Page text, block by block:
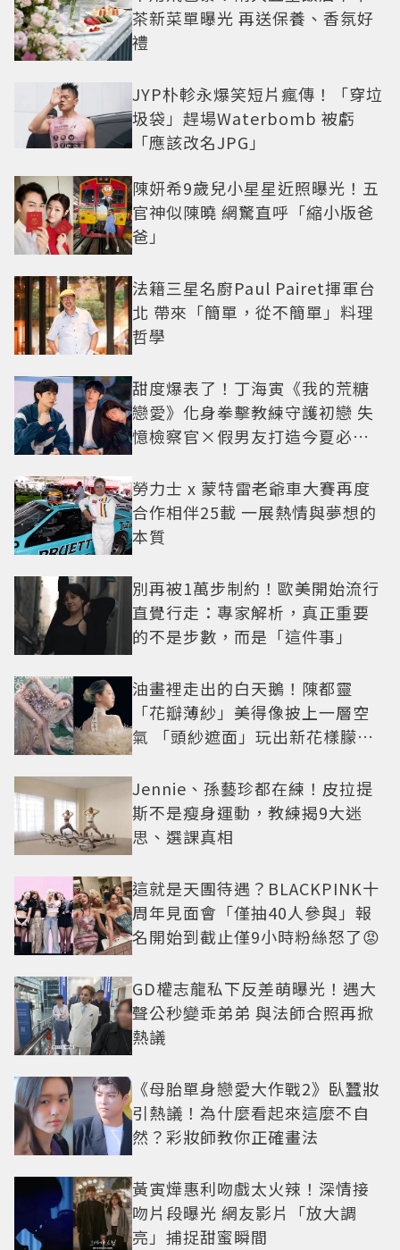
茶新菜單曝光 再送保養、香氛好
禮
JYP朴軫永爆笑短片瘋傳！「穿垃
圾袋」趕場Waterbomb 被虧
「應該改名JPG」
陳妍希9歲兒小星星近照曝光！五
官神似陳曉 網驚直呼「縮小版爸
爸」
法籍三星名廚Paul Pairet揮軍台
北 帶來「簡單，從不簡單」料理
哲學
甜度爆表了！丁海寅《我的荒糖
戀愛》化身拳擊教練守護初戀 失
憶檢察官×假男友打造今夏必看
勞力士 x 蒙特雷老爺車大賽再度
合作相伴25載 一展熱情與夢想的
本質
別再被1萬步制約！歐美開始流行
直覺行走：專家解析，真正重要
的不是步數，而是「這件事」
油畫裡走出的白天鵝！陳都靈
「花瓣薄紗」美得像披上一層空
氣 「頭紗遮面」玩出新花樣朦朧
Jennie、孫藝珍都在練！皮拉提
斯不是瘦身運動，教練揭9大迷
思、選課真相
這就是天團待遇？BLACKPINK十
周年見面會「僅抽40人參與」報
名開始到截止僅9小時粉絲怒了😡
GD權志龍私下反差萌曝光！遇大
聲公秒變乖弟弟 與法師合照再掀
熱議
《母胎單身戀愛大作戰2》臥蠶妝
引熱議！為什麼看起來這麼不自
然？彩妝師教你正確畫法
黃寅燁惠利吻戲太火辣！深情接
吻片段曝光 網友影片「放大調
亮」捕捉甜蜜瞬間